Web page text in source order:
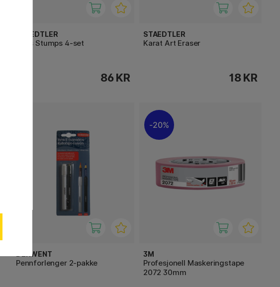
STAEDTLER
Mars Stumps 4-set
86 KR
STAEDTLER
Karat Art Eraser
18 KR
DERWENT
Pennforlenger 2-pakke
20%
3M
Profesjonell Maskeringstape
2072 30mm